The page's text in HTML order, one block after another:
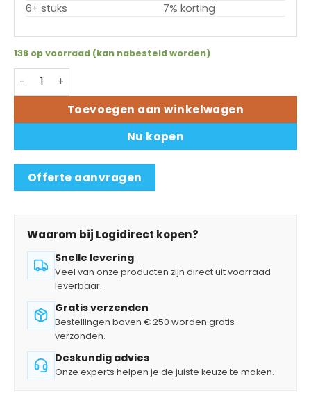
6+ stuks
7% korting
138 op voorraad (kan nabesteld worden)
Printkop Zebra ZD421T / ZD420T - 203dpi (P1112640-
Toevoegen aan winkelwagen
Nu kopen
Offerte aanvragen
Waarom bij Logidirect kopen?
Snelle levering
Veel van onze producten zijn direct uit voorraad
leverbaar.
Gratis verzenden
Bestellingen boven € 250 worden gratis
verzonden.
Deskundig advies
Onze experts helpen je de juiste keuze te maken.